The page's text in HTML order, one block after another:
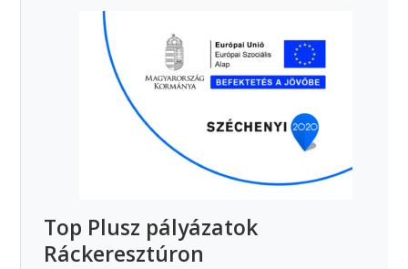
Top Plusz pályázatok
Ráckeresztúron